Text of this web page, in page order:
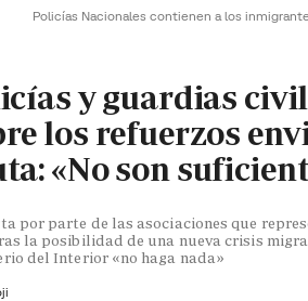
Policías Nacionales contienen a los
y guardias
los refuerzos
«No son
por parte de las asociaciones que
la posibilidad de una nueva crisis
del Interior «no haga nada»